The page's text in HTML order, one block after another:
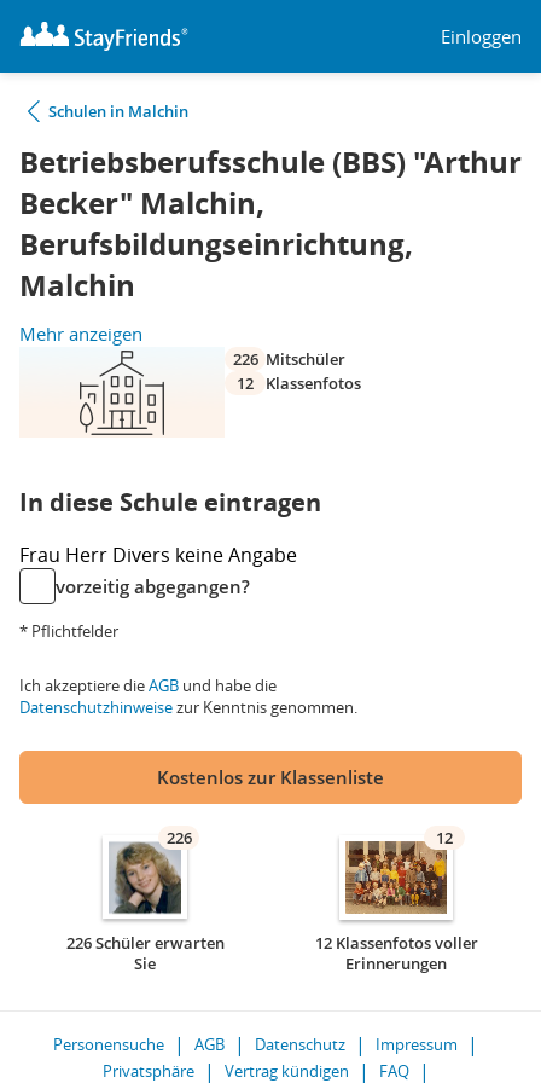
Einloggen
Schulen in Malchin
Betriebsberufsschule (BBS) "Arthur
Becker" Malchin,
Berufsbildungseinrichtung,
Malchin
Mehr anzeigen
226 Mitschüler
12
Klassenfotos
In diese Schule eintragen
Frau Herr Divers keine Angabe
vorzeitig abgegangen?
* Pflichtfelder
Ich akzeptiere dieAGB und habe die
Datenschutzhinweisezur Kenntnis genommen.
Kostenlos zur Klassenliste
226
226 Schüler erwarten
Sie
12
12 Klassenfotos voller
Erinnerungen
Personensuche AGB Datenschutz
Impressum
Privatsphäre
Vertrag kündigen FAQ